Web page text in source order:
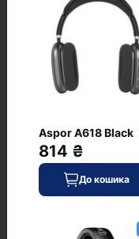
В наявності
Aspor A618 Black
814 ₴
До кошика